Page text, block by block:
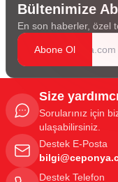
Bültenimize
En son haberler, özel
Abone Ol
Size
Sorularınız için
ulaşabilirsiniz.
Destek E-Posta
Destek Telefon